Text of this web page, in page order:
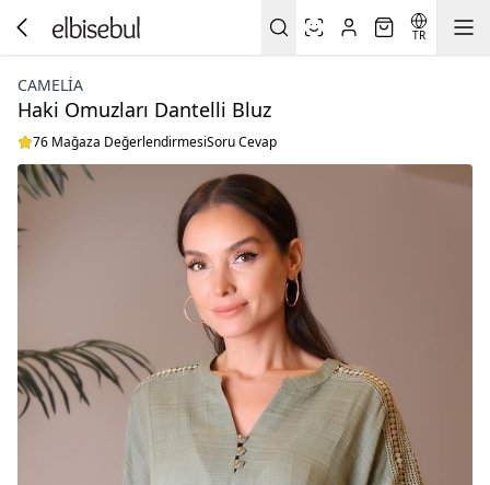
TR
CAMELIA
Haki Omuzları Dantelli Bluz
76 Mağaza DeğerlendirmesiSoru Cevap